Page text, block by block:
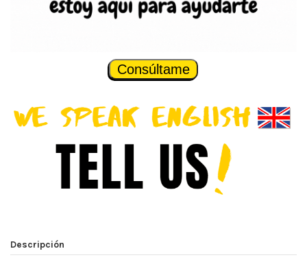
Consúltame
Descripción